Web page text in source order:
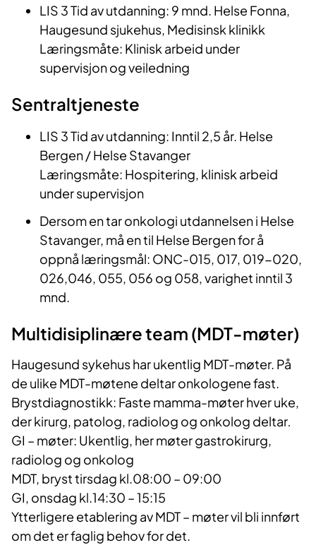
LIS 3 Tid av utdanning: 9 mnd. Helse Fonna,
Haugesund sjukehus, Medisinsk klinikk
Læringsmåte: Klinisk arbeid under
supervisjon og veiledning
Sentraltjeneste
LIS 3 Tid av utdanning: Inntil 2,5 år. Helse
Bergen / Helse Stavanger
Læringsmåte: Hospitering, klinisk arbeid
under supervisjon
Dersom en tar onkologi utdannelsen i Helse
Stavanger, må en til Helse Bergen for å
oppnå læringsmål: ONC-015, 017, 019-020,
026,046, 055, 056 og 058, varighet inntil 3
mnd.
Multidisiplinære team (MDT-møter)
Haugesund sykehus har ukentlig MDT-møter. På
de ulike MDT-møtene deltar onkologene fast.
Brystdiagnostikk: Faste mamma-møter hver uke,
der kirurg, patolog, radiolog og onkolog deltar.
GI – møter: Ukentlig, her møter gastrokirurg,
radiolog og onkolog
MDT, bryst tirsdag kl.08:00 – 09:00
GI, onsdag kl.14:30 – 15:15
Ytterligere etablering av MDT – møter vil bli innført
om det er faglig behov for det.